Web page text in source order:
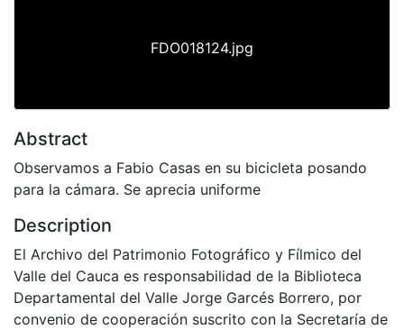
FDO018124.jpg
Abstract
Observamos a Fabio Casas en su bicicleta posando
para la cámara. Se aprecia uniforme
Description
El Archivo del Patrimonio Fotográfico y Fílmico del
Valle del Cauca es responsabilidad de la Biblioteca
Departamental del Valle Jorge Garcés Borrero, por
convenio de cooperación suscrito con la Secretaría de